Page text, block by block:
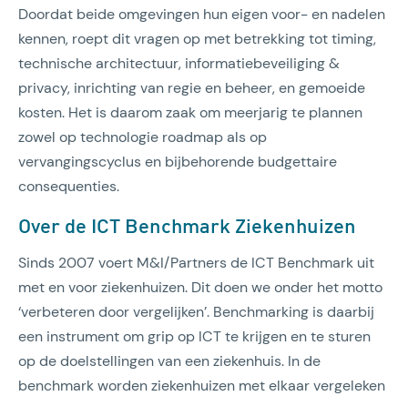
Doordat beide omgevingen hun eigen voor- en nadelen
kennen, roept dit vragen op met betrekking tot timing,
technische architectuur, informatiebeveiliging &
privacy, inrichting van regie en beheer, en gemoeide
kosten. Het is daarom zaak om meerjarig te plannen
zowel op technologie roadmap als op
vervangingscyclus en bijbehorende budgettaire
consequenties.
Over de ICT Benchmark Ziekenhuizen
Sinds 2007 voert M&I/Partners de ICT Benchmark uit
met en voor ziekenhuizen. Dit doen we onder het motto
‘verbeteren door vergelijken’. Benchmarking is daarbij
een instrument om grip op ICT te krijgen en te sturen
op de doelstellingen van een ziekenhuis. In de
benchmark worden ziekenhuizen met elkaar vergeleken